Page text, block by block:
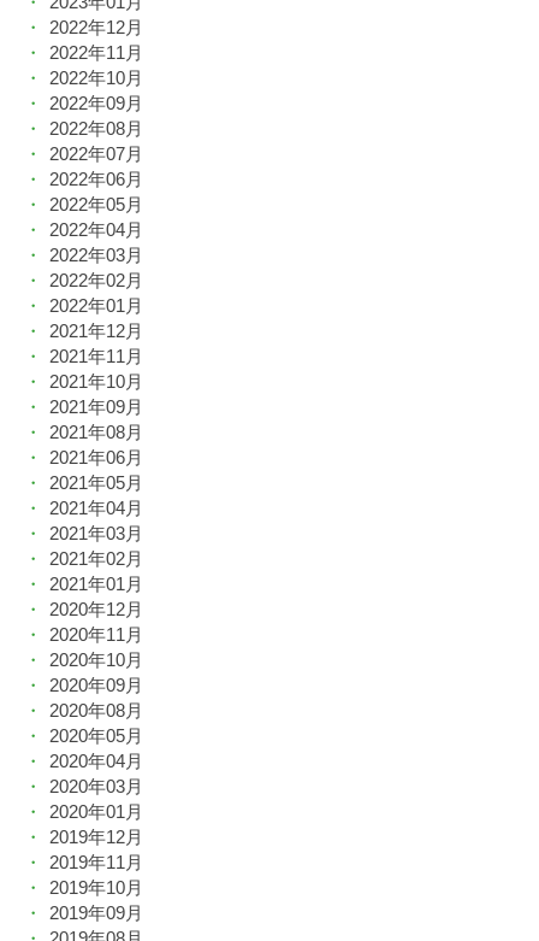
2022年12月
2022年11月
2022年10月
2022年09月
2022年08月
2022年07月
2022年06月
2022年05月
2022年04月
2022年03月
2022年02月
2022年01月
2021年12月
2021年11月
2021年10月
2021年09月
2021年08月
2021年06月
2021年05月
2021年04月
2021年03月
2021年02月
2021年01月
2020年12月
2020年11月
2020年10月
2020年09月
2020年08月
2020年05月
2020年04月
2020年03月
2020年01月
2019年12月
2019年11月
2019年10月
2019年09月